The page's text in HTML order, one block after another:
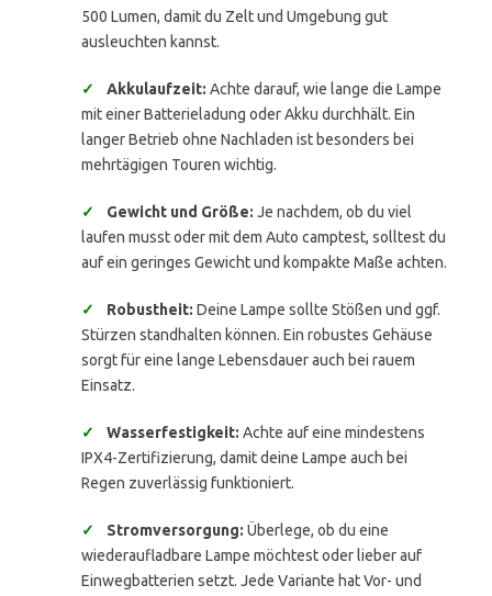
500 Lumen, damit du Zelt und Umgebung gut
ausleuchten kannst.
✓ Akkulaufzeit: Achte darauf, wie lange die Lampe
mit einer Batterieladung oder Akku durchhält. Ein
langer Betrieb ohne Nachladen ist besonders bei
mehrtägigen Touren wichtig.
✓ Gewicht und Größe: Je nachdem, ob du viel
laufen musst oder mit dem Auto camptest, solltest du
auf ein geringes Gewicht und kompakte Maße achten.
✓ Robustheit: Deine Lampe sollte Stößen und ggf.
Stürzen standhalten können. Ein robustes Gehäuse
sorgt für eine lange Lebensdauer auch bei rauem
Einsatz.
✓ Wasserfestigkeit: Achte auf eine mindestens
IPX4-Zertifizierung, damit deine Lampe auch bei
Regen zuverlässig funktioniert.
✓ Stromversorgung: Überlege, ob du eine
wiederaufladbare Lampe möchtest oder lieber auf
Einwegbatterien setzt. Jede Variante hat Vor- und